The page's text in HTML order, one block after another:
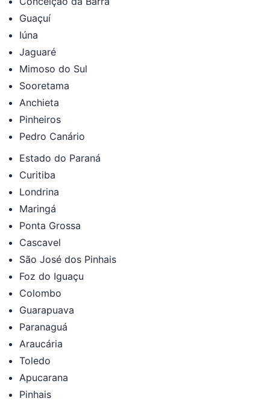
Guaçuí
Iúna
Jaguaré
Mimoso do Sul
Sooretama
Anchieta
Pinheiros
Pedro Canário
Estado do Paraná
Curitiba
Londrina
Maringá
Ponta Grossa
Cascavel
São José dos Pinhais
Foz do Iguaçu
Colombo
Guarapuava
Paranaguá
Araucária
Toledo
Apucarana
Pinhais